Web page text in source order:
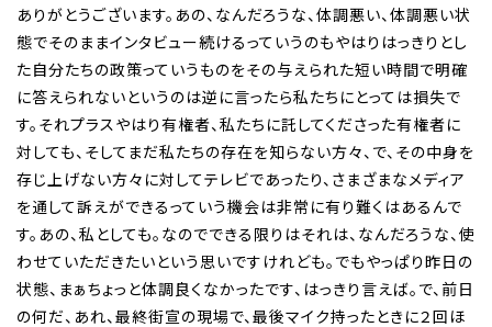
ありがとうございます。あの、なんだろうな、体調悪い、体調悪い状
態でそのままインタビュー続けるっていうのもやはりはっきりとし
た自分たちの政策っていうものをその与えられた短い時間で明確
に答えられないというのは逆に言ったら私たちにとっては損失で
す。それプラスやはり有権者、私たちに託してくださった有権者に
対しても、そしてまだ私たちの存在を知らない方々、で、その中身を
存じ上げない方々に対してテレビであったり、さまざまなメディア
を通して訴えができるっていう機会は非常に有り難くはあるんで
す。あの、私としても。なのでできる限りはそれは、なんだろうな、使
わせていただきたいという思いですけれども。でもやっぱり昨日の
状態、まぁちょっと体調良くなかったです、はっきり言えば。で、前日
の何だ、あれ、最終街宣の現場で、最後マイク持ったときに２回ほ